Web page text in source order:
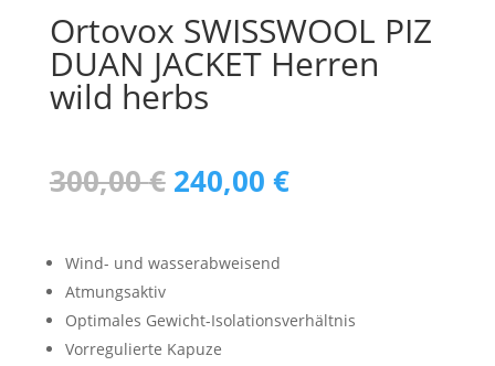
Ortovox SWISSWOOL PIZ
DUAN JACKET Herren
wild herbs
300,00€ Ursprünglicher
Preis
300,00 €
240,00 €Aktueller
Preis
Wind- und wasserabweisend
Atmungsaktiv
Optimales Gewicht-Isolationsverhältnis
Vorregulierte Kapuze